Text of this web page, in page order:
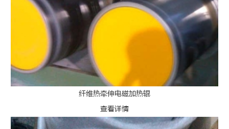
纤维热牵伸电磁加热辊
查看详情